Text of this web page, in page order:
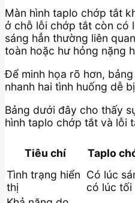
Màn hình taplo chớp tắt
ở chỗ lỗi chớp tắt còn có
sáng hẳn thường liên
toàn hoặc hư hỏng nặng
Để minh họa rõ hơn,
nhanh hai tình huống dễ
Bảng dưới đây cho thấy
hình taplo chớp tắt và lỗi
Tiêu chí Taplo
Tình trạng hiển
thị
Có lúc
có lúc tối